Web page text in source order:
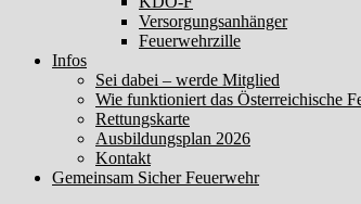
Versorgungsanhänger
Feuerwehrzille
Infos
Sei dabei – werde Mitglied
Wie funktioniert das Österreichische
Rettungskarte
Ausbildungsplan 2026
Kontakt
Gemeinsam Sicher Feuerwehr